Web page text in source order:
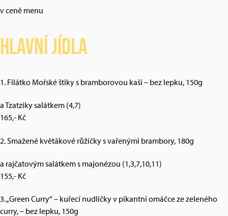
v ceně menu
Hlavní jídla
1. Filátko Mořské štiky s bramborovou kaší – bez lepku, 150g
a Tzatziky salátkem (4,7)
165,- Kč
2. Smažené květákové růžičky s vařenými brambory, 180g
a rajčatovým salátkem s majonézou (1,3,7,10,11)
155,- Kč
3. „Green Curry“ – kuřecí nudličky v pikantní omáčce ze zeleného
curry, – bez lepku, 150g